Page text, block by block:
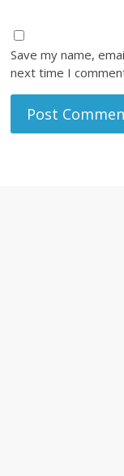
Save my name,
next time I